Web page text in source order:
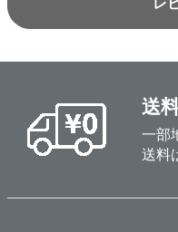
送
一部
送料